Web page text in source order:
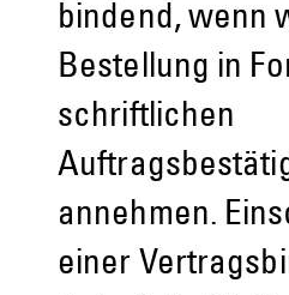
bindend, wenn
Bestellung in
schriftlichen
annehmen.
einer